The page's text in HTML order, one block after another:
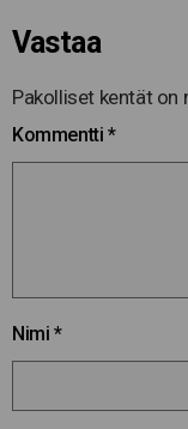
Vastaa
Pakolliset kentät
Kommentti *
Nimi *